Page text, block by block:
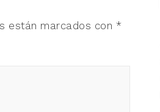
están marcados con *